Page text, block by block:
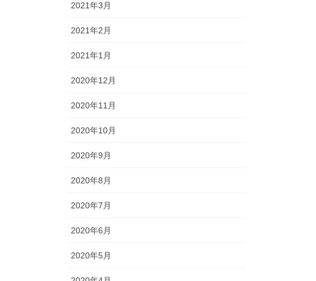
2021年3月
2021年2月
2021年1月
2020年12月
2020年11月
2020年10月
2020年9月
2020年8月
2020年7月
2020年6月
2020年5月